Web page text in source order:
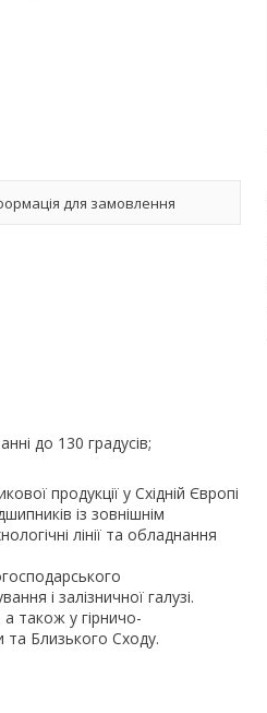
для замовлення
до 130 градусів;
продукції у Східній Європі
із зовнішнім
лінії та обладнання
і залізничної галузі.
також у гірничо-
та Близького Сходу.